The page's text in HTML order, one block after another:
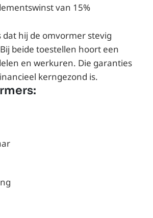
van 15%
hij de omvormer stevig
beide toestellen hoort een
en werkuren. Die garanties
kerngezond is.